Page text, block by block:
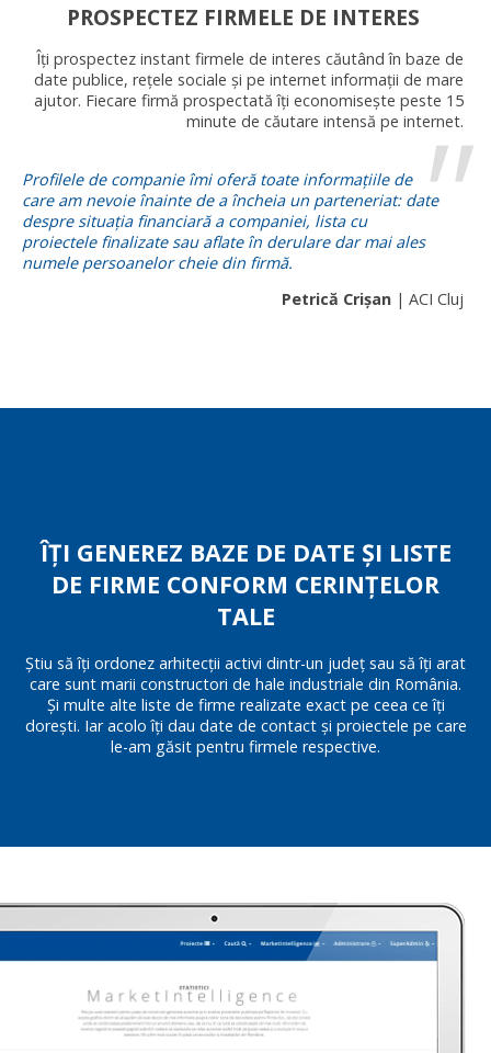
PROSPECTEZ FIRMELE DE INTERES
Îți prospectez instant firmele de interes căutând în baze de
date publice, rețele sociale și pe internet informații de mare
ajutor. Fiecare firmă prospectată îți economisește peste 15
minute de căutare intensă pe internet.
Profilele de companie îmi oferă toate informațiile de
care am nevoie înainte de a încheia un parteneriat: date
despre situația financiară a companiei, lista cu
proiectele finalizate sau aflate în derulare dar mai ales
numele persoanelor cheie din firmă.
Petrică Crișan | ACI Cluj
ÎȚI GENEREZ BAZE DE DATE ȘI LISTE
DE FIRME CONFORM CERINȚELOR
TALE
Știu să îți ordonez arhitecții activi dintr-un județ sau să îți arat
care sunt marii constructori de hale industriale din România.
Și multe alte liste de firme realizate exact pe ceea ce îți
dorești. Iar acolo îți dau date de contact și proiectele pe care
le-am găsit pentru firmele respective.